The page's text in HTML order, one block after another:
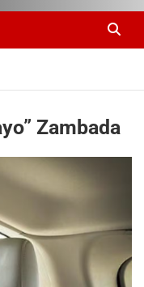
Zambada